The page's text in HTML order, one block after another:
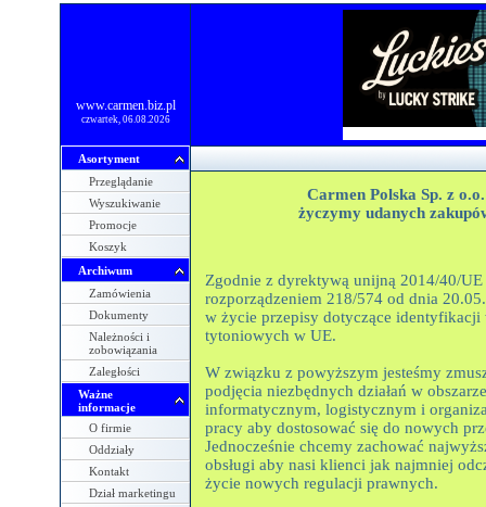
www.carmen.biz.pl
czwartek, 06.08.2026
Asortyment
Przeglądanie
Wyszukiwanie
Promocje
Koszyk
Archiwum
Zamówienia
Dokumenty
Należności i
zobowiązania
Zaległości
Ważne
informacje
O firmie
Oddziały
Kontakt
Dział marketingu
Carmen Polska Sp. z o.o.
życzymy udanych
Zgodnie z dyrektywą unijną 2014/40/
rozporządzeniem 218/574 od dnia
w życie przepisy dotyczące
tytoniowych w UE.
W związku z powyższym jesteśmy
podjęcia niezbędnych działań w obszarze
informatycznym, logistycznym i
pracy aby dostosować się do nowych
Jednocześnie chcemy zachować
obsługi aby nasi klienci jak najmniej
życie nowych regulacji prawnych.